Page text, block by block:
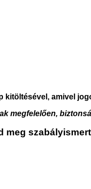
kitöltésével, amivel
megfelelően,
meg